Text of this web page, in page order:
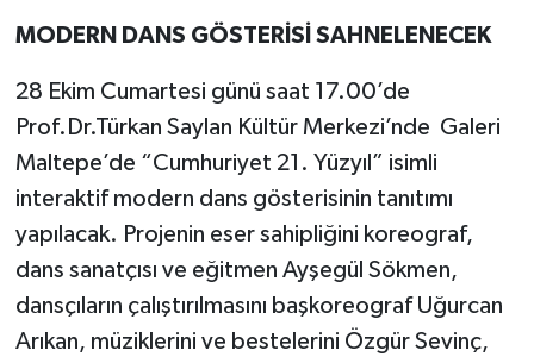
MODERN DANS GÖSTERİSİ SAHNELENECEK
28 Ekim Cumartesi günü saat 17.00’de
Prof.Dr.Türkan Saylan Kültür Merkezi’nde Galeri
Maltepe’de “Cumhuriyet 21. Yüzyıl” isimli
interaktif modern dans gösterisinin tanıtımı
yapılacak. Projenin eser sahipliğini koreograf,
dans sanatçısı ve eğitmen Ayşegül Sökmen,
dansçıların çalıştırılmasını başkoreograf Uğurcan
Arıkan, müziklerini ve bestelerini Özgür Sevinç,